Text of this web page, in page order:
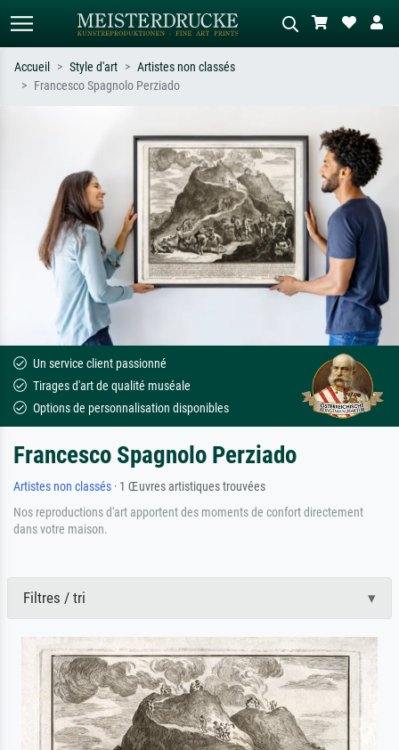
ex. Monet, Nuit étoilée,
impressionnisme, vague de Hokusai,
nu.
Décrivez la scène – ex. prairie verte,
abstrait avec beaucoup de rouge,
tableau sombre, nu debout près d'un
arbre.
Accueil Style d'art
Artistes non classés
Francesco Spagnolo Perziado
Un service client passionné
Tirages d'art de qualité muséale
Options de personnalisation disponibles
Francesco Spagnolo Perziado
Artistes non classés · 1 Œuvres artistiques trouvées
Nos reproductions d'art apportent des moments de confort directement
dans votre maison.
Filtres / tri